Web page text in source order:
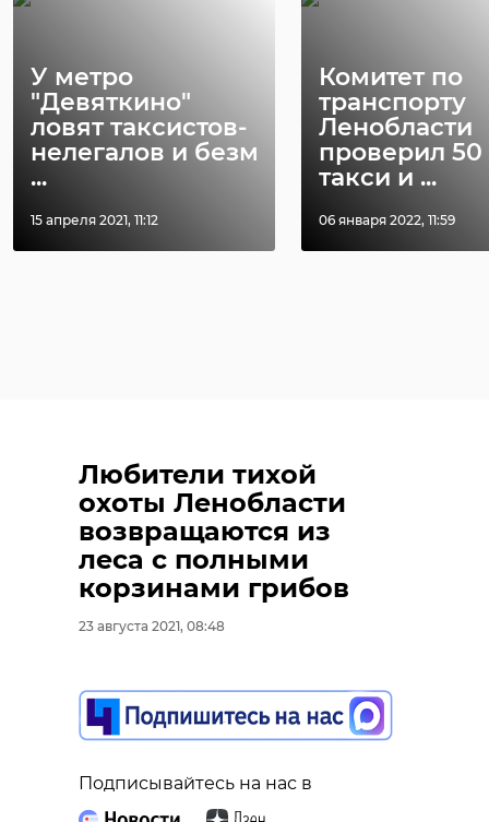
У метро
"Девяткино"
ловят таксистов-
нелегалов и безм
...
15 апреля 2021, 11:12
Комитет по
транспорту
Ленобласти
проверил 50
такси и ...
06 января 2022, 11:59
Любители тихой
охоты Ленобласти
возвращаются из
леса с полными
корзинами грибов
23 августа 2021, 08:48
Подписывайтесь на нас в